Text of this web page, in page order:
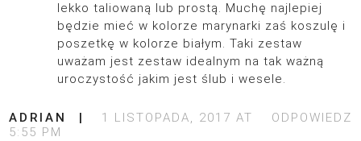
lekko taliowaną lub prostą. Muchę najlepiej
będzie mieć w kolorze marynarki zaś koszulę i
poszetkę w kolorze białym. Taki zestaw
uważam jest zestaw idealnym na tak ważną
uroczystość jakim jest ślub i wesele.
ODPOWIEDZ
ADRIAN
1 LISTOPADA, 2017 AT
5:55 PM